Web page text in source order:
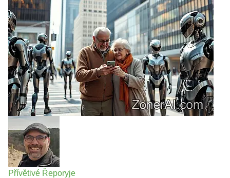
Přívětivé Řeporyje